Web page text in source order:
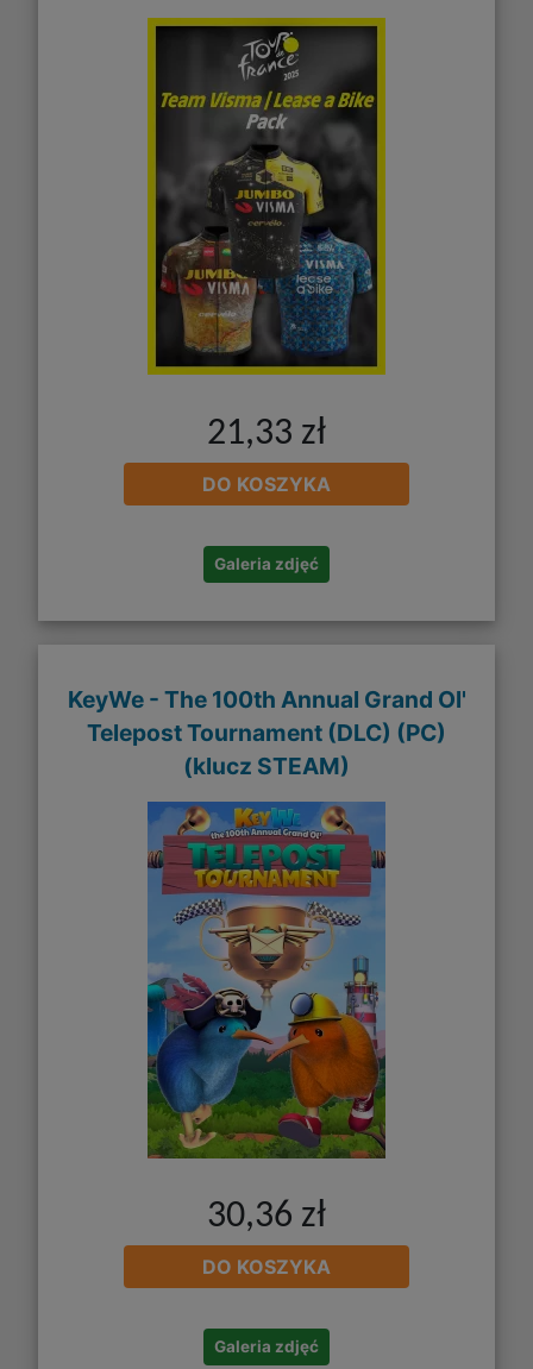
21,33 zł
DO KOSZYKA
Galeria zdjęć
KeyWe - The 100th Annual Grand Ol'
Telepost Tournament (DLC) (PC)
(klucz STEAM)
30,36 zł
DO KOSZYKA
Galeria zdjęć